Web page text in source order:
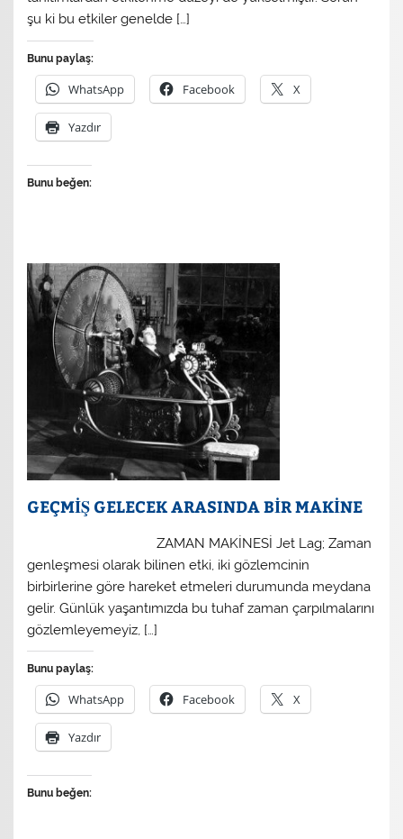
şu ki bu etkiler genelde […]
Bunu paylaş:
WhatsApp Facebook X
Yazdır
Bunu beğen:
GEÇMİŞ GELECEK ARASINDA BİR MAKİNE
ZAMAN MAKİNESİ Jet Lag; Zaman
genleşmesi olarak bilinen etki, iki gözlemcinin
birbirlerine göre hareket etmeleri durumunda meydana
gelir. Günlük yaşantımızda bu tuhaf zaman çarpılmalarını
gözlemleyemeyiz, […]
Bunu paylaş:
WhatsApp Facebook X
Yazdır
Bunu beğen: